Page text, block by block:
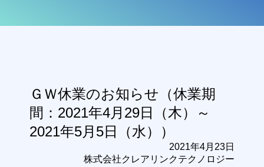
ＧＷ休業のお知らせ（休業期
間：2021年4月29日（木）～
2021年5月5日（水））
2021年4月23日
株式会社クレアリンクテクノロジー